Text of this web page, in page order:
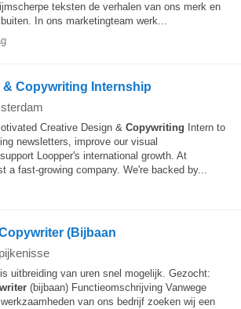
teksten de verhalen van ons merk en
In ons marketingteam werk...
& Copywriting Internship
Creative Design & Copywriting Intern to
newsletters, improve our visual
Loopper's international growth. At
a fast-growing company. We're backed by...
(Bijbaan
uitbreiding van uren snel mogelijk. Gezocht:
(bijbaan) Functieomschrijving Vanwege
van ons bedrijf zoeken wij een